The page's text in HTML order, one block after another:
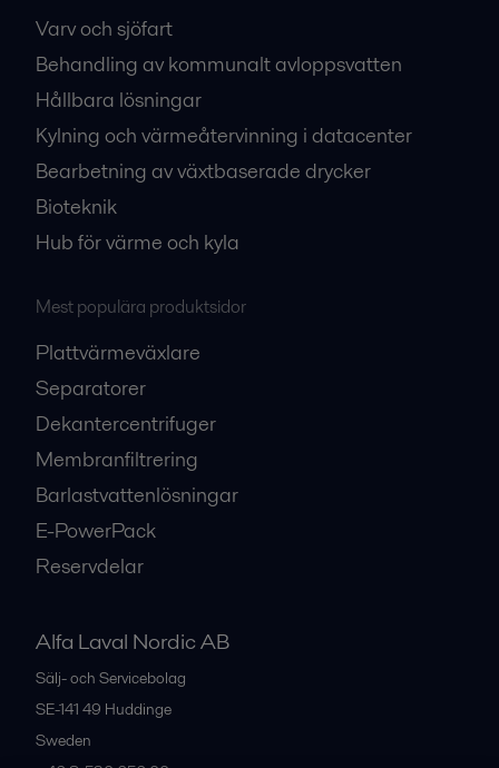
Varv och sjöfart
Behandling av kommunalt avloppsvatten
Hållbara lösningar
Kylning och värmeåtervinning i datacenter
Bearbetning av växtbaserade drycker
Bioteknik
Hub för värme och kyla
Mest populära produktsidor
Plattvärmeväxlare
Separatorer
Dekantercentrifuger
Membranfiltrering
Barlastvattenlösningar
E-PowerPack
Reservdelar
Alfa Laval Nordic AB
Sälj- och Servicebolag
SE-141 49 Huddinge
Sweden